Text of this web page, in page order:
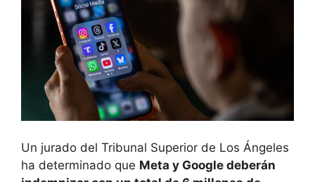
Un jurado del Tribunal Superior de Los Ángeles
ha determinado que Meta y Google deberán